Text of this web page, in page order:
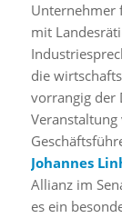
Unternehmer
mit
die
vorrangig der
Veranstaltung
Johannes
Allianz im
es ein